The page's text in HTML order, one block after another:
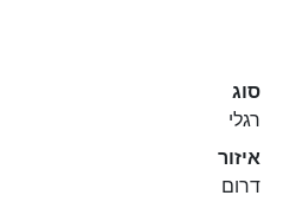
סוג
רגלי
איזור
דרום